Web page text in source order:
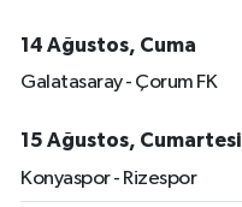
14 Ağustos, Cuma
Galatasaray - Çorum FK
15 Ağustos, Cumartesi
Konyaspor - Rizespor